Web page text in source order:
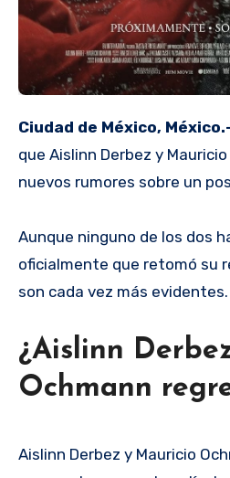
Ciudad de México,
que Aislinn Derbez y
nuevos rumores sobre un
Aunque ninguno de los dos
oficialmente que retomó su
son cada vez más evidentes.
¿Aislinn
Ochmann
Aislinn Derbez y Mauricio